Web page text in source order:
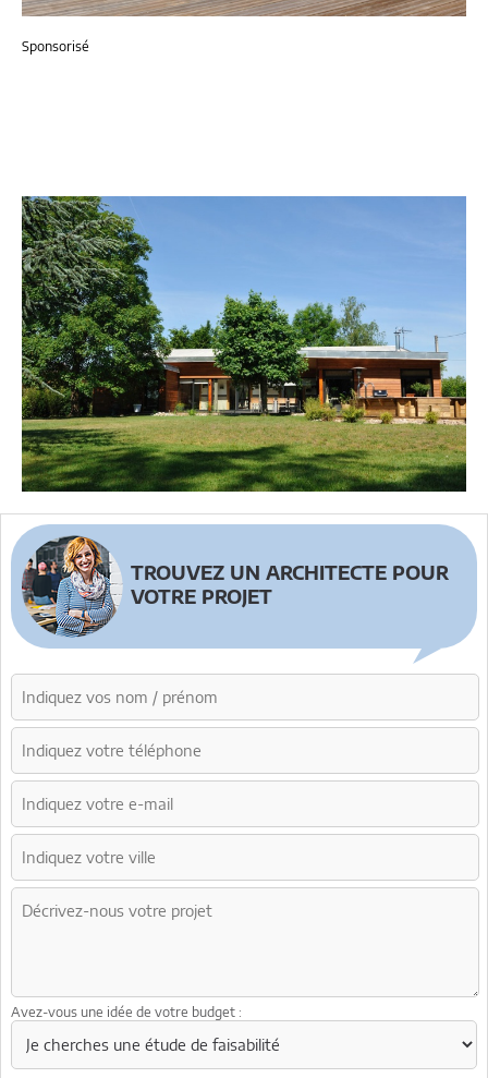
Sponsorisé
TROUVEZ UN ARCHITECTE POUR
VOTRE PROJET
Avez-vous une idée de votre budget :